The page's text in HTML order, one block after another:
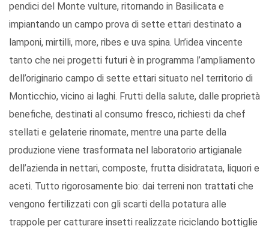
pendici del Monte vulture, ritornando in Basilicata e
impiantando un campo prova di sette ettari destinato a
lamponi, mirtilli, more, ribes e uva spina. Un’idea vincente
tanto che nei progetti futuri è in programma l’ampliamento
dell’originario campo di sette ettari situato nel territorio di
Monticchio, vicino ai laghi. Frutti della salute, dalle proprietà
benefiche, destinati al consumo fresco, richiesti da chef
stellati e gelaterie rinomate, mentre una parte della
produzione viene trasformata nel laboratorio artigianale
dell’azienda in nettari, composte, frutta disidratata, liquori e
aceti. Tutto rigorosamente bio: dai terreni non trattati che
vengono fertilizzati con gli scarti della potatura alle
trappole per catturare insetti realizzate riciclando bottiglie